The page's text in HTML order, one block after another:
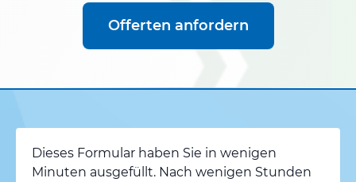
Offerten anfordern
Dieses Formular haben Sie in wenigen
Minuten ausgefüllt. Nach wenigen Stunden